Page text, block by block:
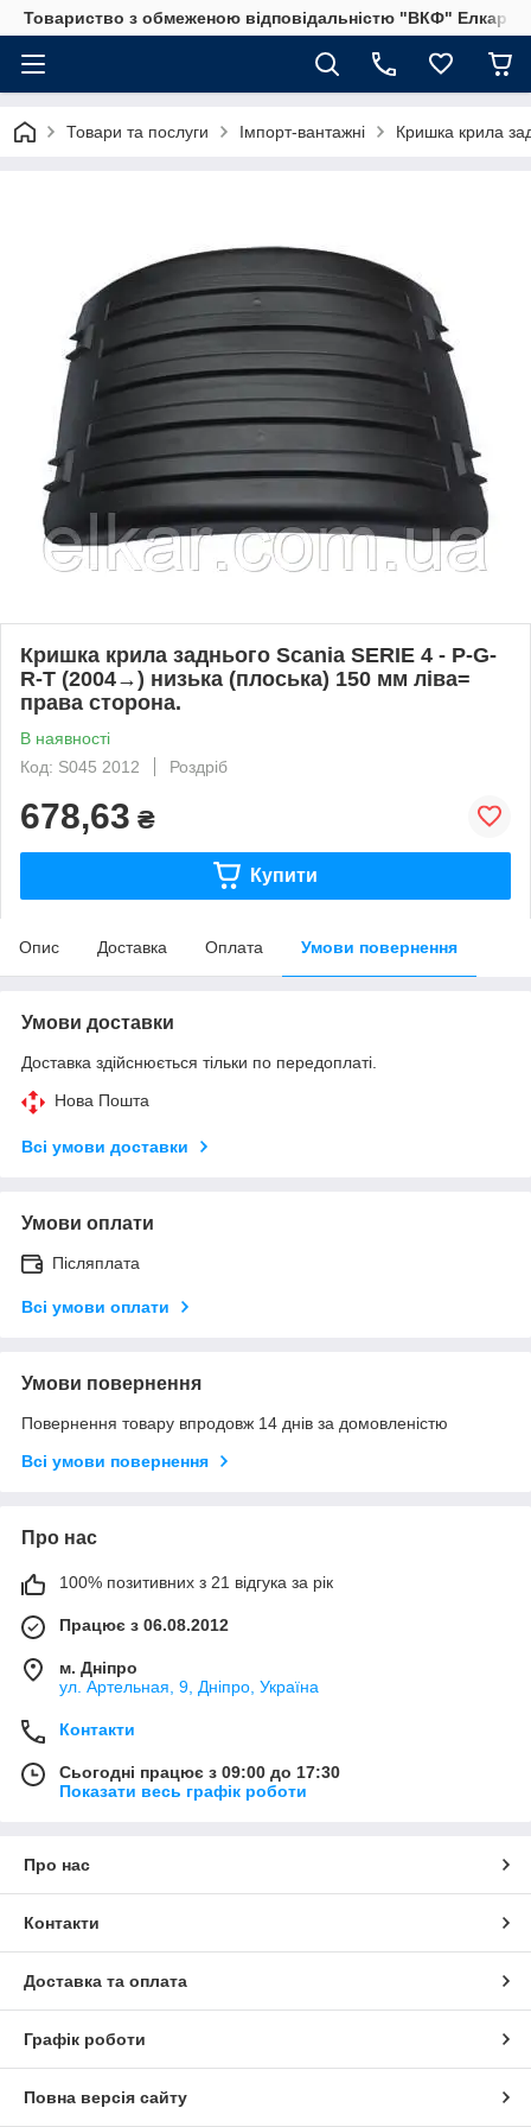
Товариство з обмеженою відповідальністю "ВКФ" Елкар"
Товари та послуги Імпорт-вантажні Кришка крила
Кришка крила заднього Scania SERIE 4 - P-G-
R-T (2004→) низька (плоська) 150 мм ліва=
права сторона.
В наявності
Код: S045 2012
Роздріб
678,63 ₴
Купити
Опис Доставка Оплата Умови повернення
Умови доставки
Доставка здійснюється тільки по передоплаті.
Нова Пошта
Всі умови доставки
Умови оплати
Післяплата
Всі умови оплати
Умови повернення
Повернення товару впродовж 14 днів за домовленістю
Всі умови повернення
Про нас
100% позитивних з 21 відгука за рік
Працює з 06.08.2012
м. Дніпро
ул. Артельная, 9, Дніпро, Україна
Контакти
Сьогодні працює з 09:00 до 17:30
Показати весь графік роботи
Про нас
Контакти
Доставка та оплата
Графік роботи
Повна версія сайту